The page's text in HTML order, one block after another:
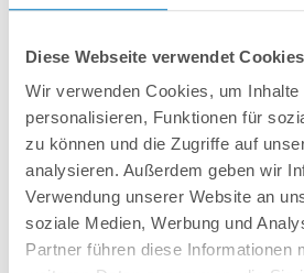
Diese Webseite verwendet Cookies
Wir verwenden Cookies, um Inhalte
personalisieren, Funktionen für
zu können und die Zugriffe auf
analysieren. Außerdem geben wir
Verwendung unserer Website an
soziale Medien, Werbung und
Partner führen diese Informationen
Artikel-Nr.: 290555
5,99 € *
(-14,31% vom UVP)
UVP: 6,99 € *
inkl. gesetzlicher MwSt.zzgl. Versandkosten;
Lieferung in ca. 1-3 Arbeitstagen
Die O-Ring-Dichtung wird in die hierfür
gelegt und dichtet den Übergang zwischen